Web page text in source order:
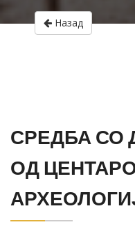
Назад
СРЕДБА СО
ОД